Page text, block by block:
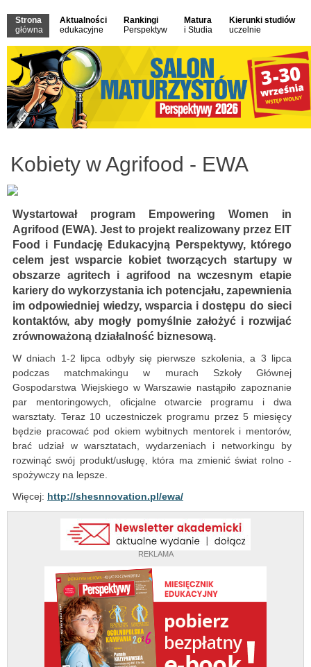
Strona
główna
Aktualności
edukacyjne
Rankingi
Perspektyw
Matura
i Studia
Kierunki studiów
uczelnie
REKLAMA
Kobiety w Agrifood - EWA
Wystartował program Empowering Women in
Agrifood (EWA). Jest to projekt realizowany przez EIT
Food i Fundację Edukacyjną Perspektywy, którego
celem jest wsparcie kobiet tworzących startupy w
obszarze agritech i agrifood na wczesnym etapie
kariery do wykorzystania ich potencjału, zapewnienia
im odpowiedniej wiedzy, wsparcia i dostępu do sieci
kontaktów, aby mogły pomyślnie założyć i rozwijać
zrównoważoną działalność biznesową.
W dniach 1-2 lipca odbyły się pierwsze szkolenia, a 3 lipca
podczas matchmakingu w murach Szkoły Głównej
Gospodarstwa Wiejskiego w Warszawie nastąpiło zapoznanie
par mentoringowych, oficjalne otwarcie programu i dwa
warsztaty. Teraz 10 uczestniczek programu przez 5 miesięcy
będzie pracować pod okiem wybitnych mentorek i mentorów,
brać udział w warsztatach, wydarzeniach i networkingu by
rozwinąć swój produkt/usługę, która ma zmienić świat rolno -
spożywczy na lepsze.
Więcej: http://shesnnovation.pl/ewa/